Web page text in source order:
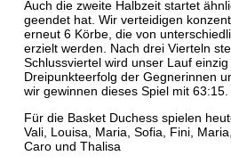
Auch die zweite Halbzeit startet
geendet hat. Wir verteidigen
erneut 6 Körbe, die von
erzielt werden. Nach drei Vierteln
Schlussviertel wird unser Lauf
Dreipunkteerfolg der Gegnerinnen
wir gewinnen dieses Spiel mit 63:15.
Für die Basket Duchess spielen
Vali, Louisa, Maria, Sofia, Fini,
Caro und Thalisa